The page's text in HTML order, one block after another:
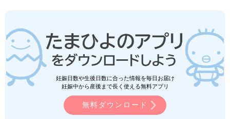
妊娠日数や生後日数に合った情報を毎日お届け
妊娠中から産後まで長く使える無料アプリ
無料ダウンロード